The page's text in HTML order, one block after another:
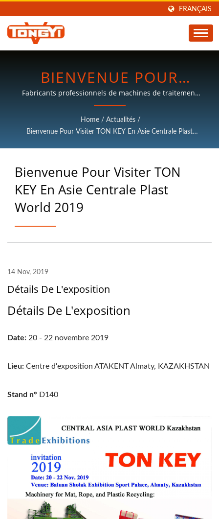
FRANÇAIS
BIENVENUE POUR
VISITER TON KEY EN
ASIE CENTRALE PLAST
WORLD 2019 |
MACHINES DE
TRAITEMENT DU
PLASTIQUE | TON KEY
Fabricants professionnels de machines de traitement
du plastique, avec plus de 30 ans d'expérience.
Home / Actualités /
Bienvenue Pour Visiter TON KEY En Asie Centrale Plast
Bienvenue Pour Visiter TON
KEY En Asie Centrale Plast
World 2019
14 Nov, 2019
Détails De L'exposition
Détails De L'exposition
Date: 20 - 22 novembre 2019
Lieu: Centre d'exposition ATAKENT Almaty, KAZAKHSTAN
Stand n° D140